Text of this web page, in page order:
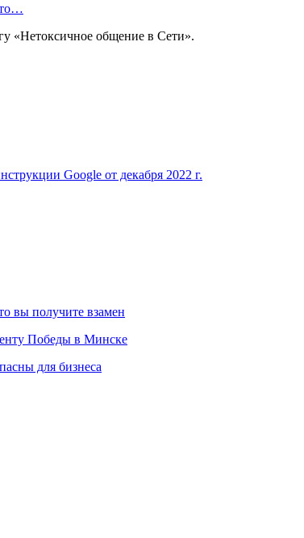
«Нетоксичное общение в Сети».
Google от декабря 2022 г.
вы получите взамен
Победы в Минске
для бизнеса